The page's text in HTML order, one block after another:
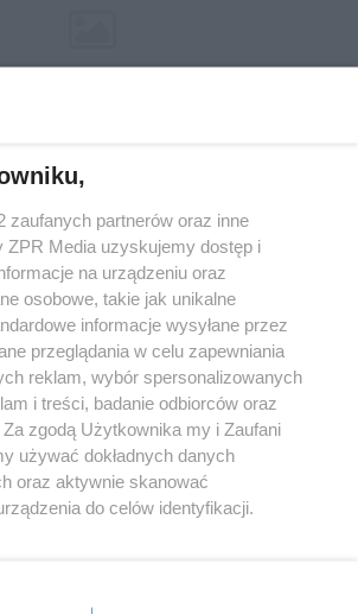
w serwisie nie może być powielany i
dalej rozpowszechniany w jakikolwiek sposób (w
lub mechaniczny) na jakimkolwiek polu
formie, włącznie z umieszczaniem w
zgody właściciela praw. Jakiekolwiek użycie lub
w całości lub w części z naruszeniem prawa,
jest zabronione pod groźbą kary i może być
zaufanych partnerów oraz inne
ZPR Media uzyskujemy dostęp i
na urządzeniu oraz
osobowe, takie jak unikalne
informacje wysyłane przez
przeglądania w celu zapewniania
reklam, wybór spersonalizowanych
i treści, badanie odbiorców oraz
Za zgodą Użytkownika my i Zaufani
używać dokładnych danych
oraz aktywnie skanować
do celów identyfikacji.